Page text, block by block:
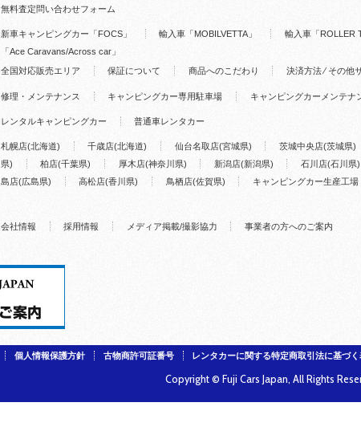
無料査定問い合わせフォーム
新車キャンピングカー「FOCS」 輸入車「MOBILVETTA」 輸入車「ROLLER
「Ace Caravans/Across car」
全国対応販売エリア 保証について 商品へのこだわり 決済方法 ⁄ その他
修理・メンテナンス キャンピングカー専用駐車場 キャンピングカーメンテナ
レンタルキャンピングカー 普通車レンタカー
札幌店(北海道) 千歳店(北海道) 仙台名取店(宮城県) 茨城中央店(茨城県)
県)
柏店(千葉県) 厚木店(神奈川県) 新潟店(新潟県) 石川店(石川県)
島店(広島県)
高松店(香川県) 鳥栖店(佐賀県) キャンピングカー生産工場
会社情報 採用情報 メディア掲載/撮影協力 事業者の方へのご案内
個人情報保護方針 古物商許可証番号 レンタカーに関する特定商取引法に基づ
Copyright © Fuji Cars Japan, All Rights